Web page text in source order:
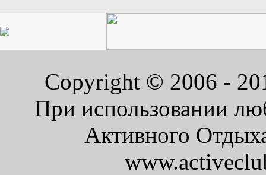
Copyright © 2006 -
При использовании
Активного